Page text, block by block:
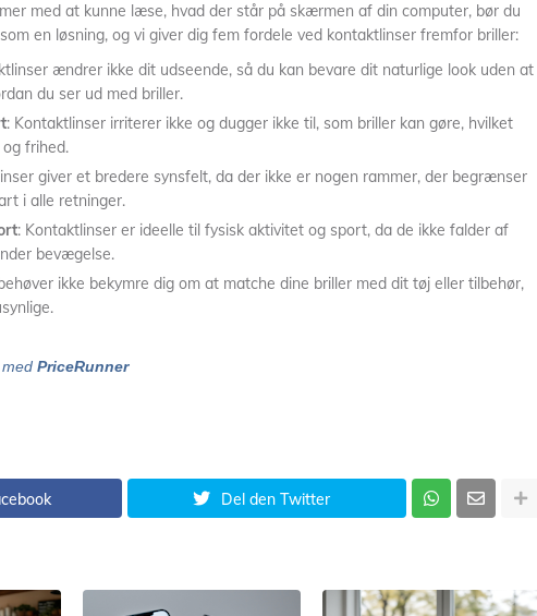
med at kunne læse, hvad der står på skærmen af din computer, bør du
en løsning, og vi giver dig fem fordele ved kontaktlinser fremfor briller:
ændrer ikke dit udseende, så du kan bevare dit naturlige look uden at
du ser ud med briller.
: Kontaktlinser irriterer ikke og dugger ikke til, som briller kan gøre, hvilket
frihed.
giver et bredere synsfelt, da der ikke er nogen rammer, der begrænser
i alle retninger.
: Kontaktlinser er ideelle til fysisk aktivitet og sport, da de ikke falder af
bevægelse.
ikke bekymre dig om at matche dine briller med dit tøj eller tilbehør,
PriceRunner
Del den Twitter